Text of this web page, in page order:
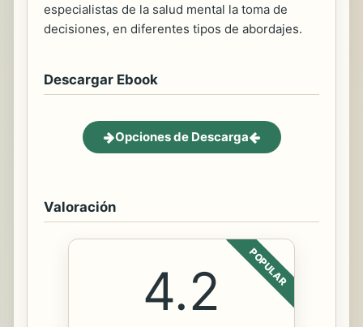
especialistas de la salud mental la toma de
decisiones, en diferentes tipos de abordajes.
Descargar Ebook
Opciones de Descarga
Valoración
POPULAR
4.2